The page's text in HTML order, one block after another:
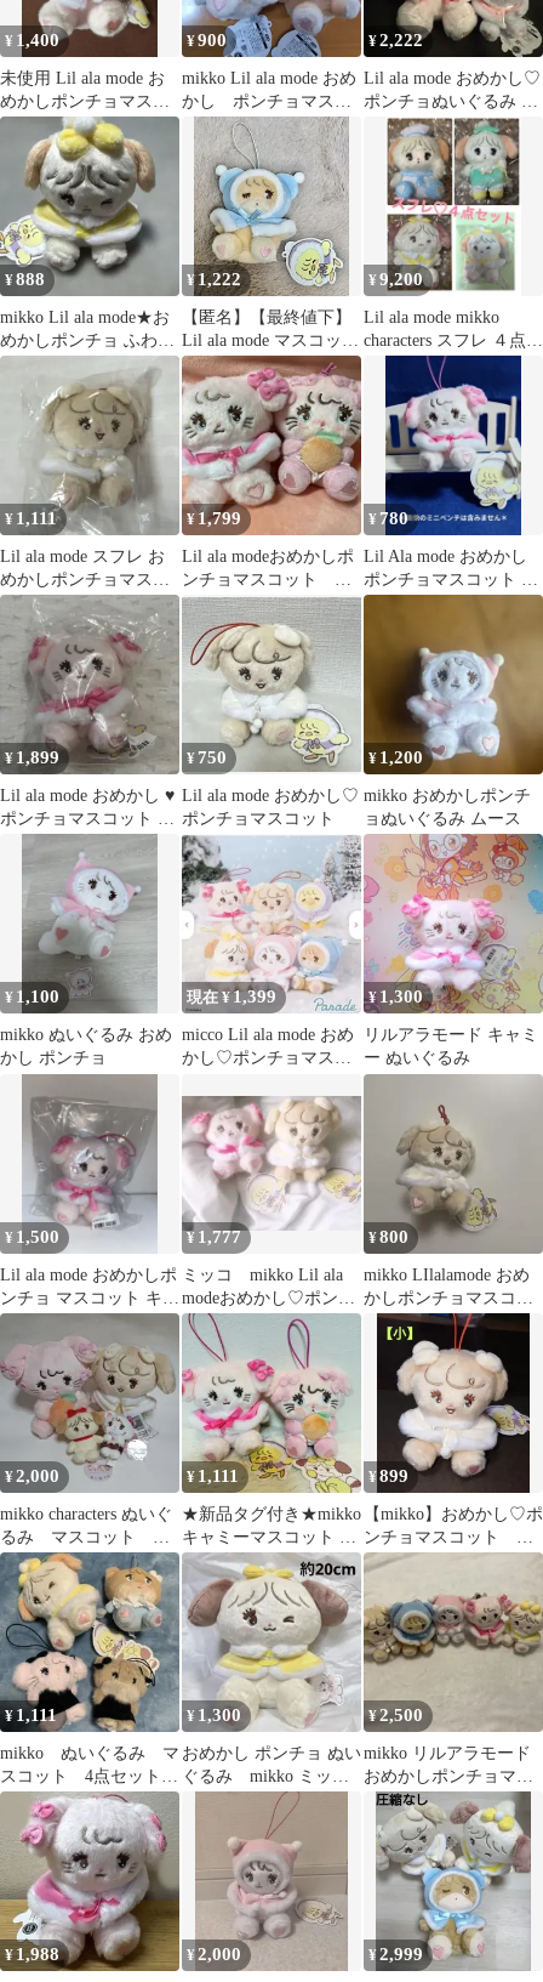
¥ 1,400
未使用 Lil ala mode お
めかしポンチョマスコ
ット
¥900
mikko Lil ala mode おめ
かし ポンチョマスコ
ット 2点
¥2,222
Lil ala mode おめかし♡
ポンチョぬいぐるみ マ
スコット mikko
¥888
mikko Lil ala mode★お
めかしポンチョ ふわふ
わBABY★スフレ
¥1,222
【匿名】【最終値下】
Lil ala mode マスコット
ぬいぐるみ ラテ
¥9,200
Lil ala mode mikko
characters スフレ ４点セ
¥ 1,111
Lil ala mode スフレ お
めかしポンチョマスコ
ット
¥1,799
Lil ala modeおめかしポ
ンチョマスコット キ
ャミー
¥ 780
Lil Ala mode おめかし
ポンチョマスコット キ
ャミー【未使用タグ
¥ 1,899
Lil ala mode おめかし ♥
ポンチョマスコット ＊.
¥ 750
Lil ala mode おめかし♡
ポンチョマスコット
¥ 1,200
mikko おめかしポンチ
ョぬいぐるみ ムース
¥ 1,100
mikko ぬいぐるみ おめ
かし ポンチョ
現在 ¥1,399
micco Lil ala mode おめ
かし♡ポンチョマスコ
¥ 1,300
リルアラモード キャミ
ー ぬいぐるみ
¥ 1,500
Lil ala mode おめかしポ
ンチョ マスコット キャ
ミー
¥ 1,777
ミッコ mikko Lil ala
modeおめかし♡ポンチ
ョマスコット 2種
¥800
mikko LIlalamode おめ
かしポンチョマスコッ
ト nattsuナッツ
¥2,000
mikko characters ぬいぐ
るみ マスコット ４
点
¥ 1,111
★新品タグ付き★mikko
キャミーマスコット 2
点セット
¥899
【mikko】おめかし♡ポ
ンチョマスコット ナ
ッツ
¥ 1,111
mikko ぬいぐるみ マ
スコット 4点セット
★匿名配送、即購入可
¥ 1,300
おめかし ポンチョ ぬい
ぐるみ mikko ミッ
¥2,500
mikko リルアラモード
おめかしポンチョマス
コット
¥1,988 ¥2,000 ¥2,999